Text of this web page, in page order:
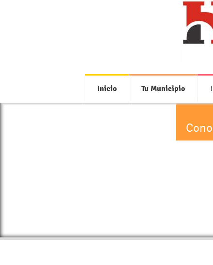
Inicio Tu Municipio